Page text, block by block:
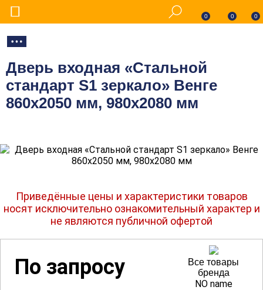
0 0 0
Дверь входная «Стальной
стандарт S1 зеркало» Венге
860х2050 мм, 980х2080 мм
Приведённые цены и характеристики товаров
носят исключительно ознакомительный характер и
не являются публичной офертой
По запросу
Все товары
бренда
NO name